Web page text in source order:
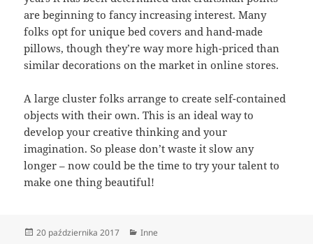
are beginning to fancy increasing interest. Many
folks opt for unique bed covers and hand-made
pillows, though they’re way more high-priced than
similar decorations on the market in online stores.
A large cluster folks arrange to create self-contained
objects with their own. This is an ideal way to
develop your creative thinking and your
imagination. So please don’t waste it slow any
longer – now could be the time to try your talent to
make one thing beautiful!
Data
20 października 2017 Kategorie
Inne